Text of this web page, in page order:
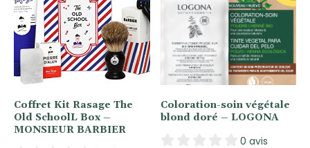
Coffret Kit Rasage The
Old SchoolL Box –
MONSIEUR BARBIER
Coloration-soin végétale
blond doré – LOGONA
0 avis